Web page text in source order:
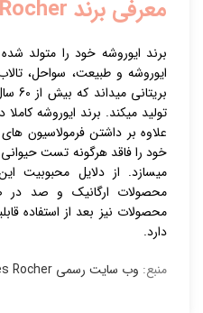
معرفی برند Yves Rocher
برند ایوروشه خود را متولد
ایوروشه و طبیعت، سواحل،
تولید میکند. برند ایوروشه
خود را فاقد هرگونه تست
میسازد. از دلایل محبوبیت
محصولات ارگانیک و صد
محصولات نیز بعد از استفاده
دارد.
منبع: وب سایت رسمی Yves Rocher